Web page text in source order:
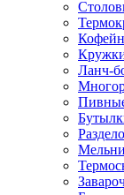
Ланч-